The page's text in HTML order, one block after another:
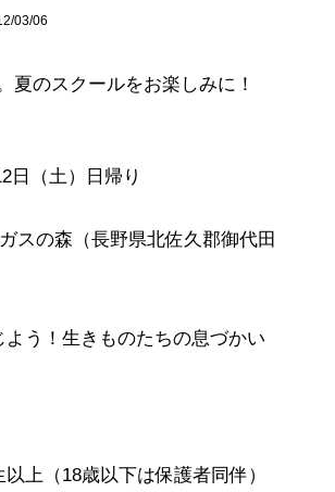
03/06
夏のスクールをお楽しみに！
日（土）日帰り
スの森（長野県北佐久郡御代田
よう！生きものたちの息づかい
上（18歳以下は保護者同伴）